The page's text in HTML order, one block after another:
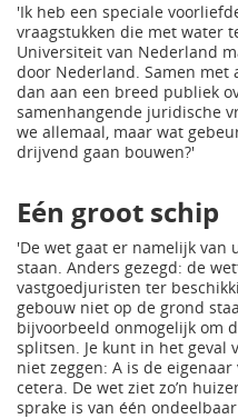
'Ik heb een speciale
vraagstukken die met water
Universiteit van Nederland
door Nederland. Samen met
dan aan een breed publiek
samenhangende juridische
we allemaal, maar wat
drijvend gaan bouwen?'
Eén groot schip
'De wet gaat er namelijk van
staan. Anders gezegd: de
vastgoedjuristen ter
gebouw niet op de grond
bijvoorbeeld onmogelijk om
splitsen. Je kunt in het geval
niet zeggen: A is de
cetera. De wet ziet zo’n
sprake is van één